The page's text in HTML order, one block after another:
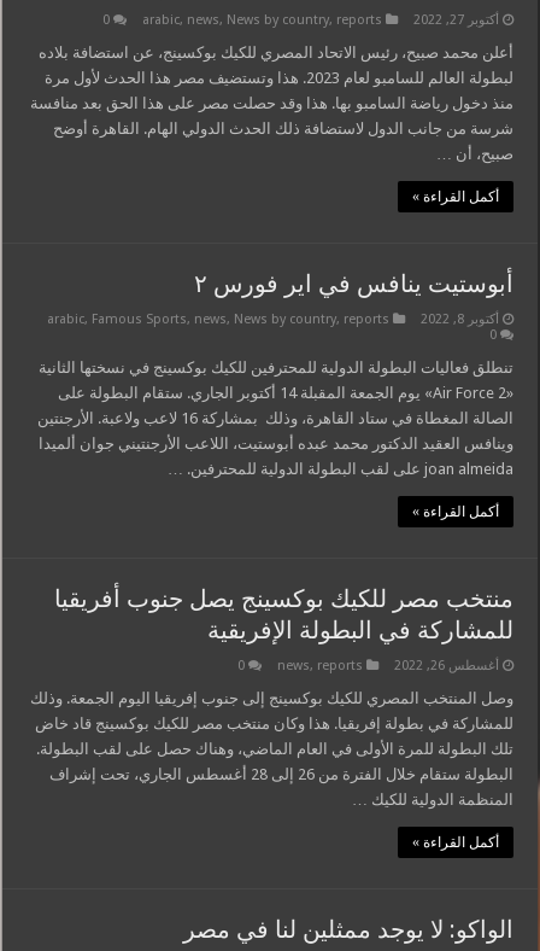
أكتوبر 27, 2022 arabic, news, News by country, reports
0
أعلن محمد صبيح، رئيس الاتحاد المصري للكيك بوكسينج، عن استضافة بلاده
لبطولة العالم للسامبو لعام 2023. هذا وتستضيف مصر هذا الحدث لأول مرة
منذ دخول رياضة السامبو بها. هذا وقد حصلت مصر على هذا الحق بعد منافسة
شرسة من جانب الدول لاستضافة ذلك الحدث الدولي الهام. القاهرة أوضح
صبيح، أن …
أكمل القراءة »
أبوستيت ينافس في اير فورس ٢
أكتوبر 8, 2022 arabic, Famous Sports, news, News by country, reports
0
تنطلق فعاليات البطولة الدولية للمحترفين للكيك بوكسينج في نسختها الثانية
«Air Force 2» يوم الجمعة المقبلة 14 أكتوبر الجاري. ستقام البطولة على
الصالة المغطاة في ستاد القاهرة، وذلك بمشاركة 16 لاعب ولاعبة. الأرجنتين
وينافس العقيد الدكتور محمد عبده أبوستيت، اللاعب الأرجنتيني جوان ألميدا
joan almeida على لقب البطولة الدولية للمحترفين. …
أكمل القراءة »
منتخب مصر للكيك بوكسينج يصل جنوب أفريقيا
للمشاركة في البطولة الإفريقية
أغسطس 26, 2022 news, reports
0
وصل المنتخب المصري للكيك بوكسينج إلى جنوب إفريقيا اليوم الجمعة. وذلك
للمشاركة في بطولة إفريقيا. هذا وكان منتخب مصر للكيك بوكسينج قاد خاض
تلك البطولة للمرة الأولى في العام الماضي، وهناك حصل على لقب البطولة.
البطولة ستقام خلال الفترة من 26 إلى 28 أغسطس الجاري، تحت إشراف
المنظمة الدولية للكيك …
أكمل القراءة »
الواكو: لا يوجد ممثلين لنا في مصر